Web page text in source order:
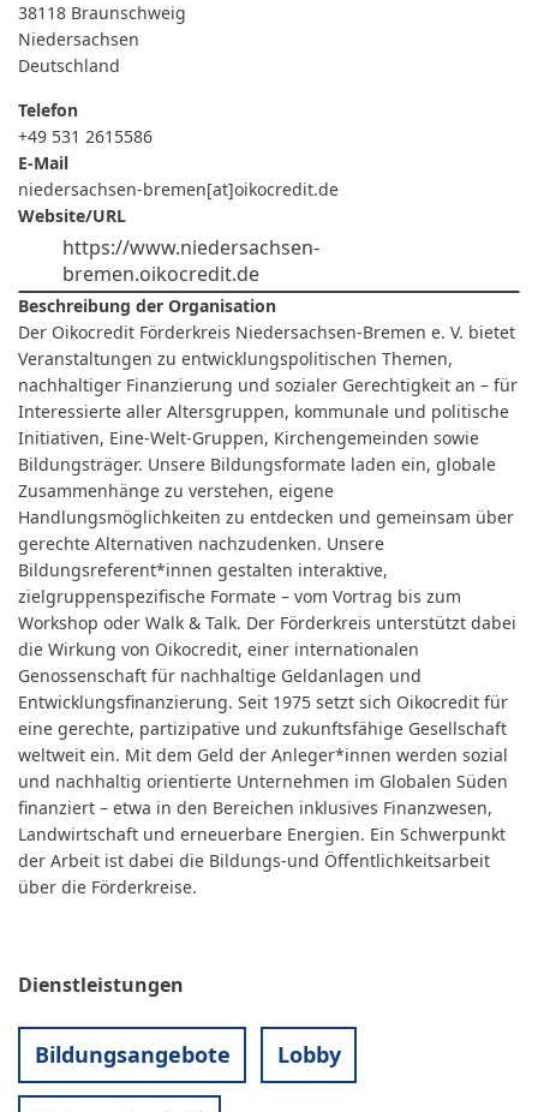
38118 Braunschweig
Niedersachsen
Deutschland
Telefon
+49 531 2615586
E-Mail
niedersachsen-bremen[at]oikocredit.de
Website/URL
https://www.niedersachsen-
bremen.oikocredit.de
Beschreibung der Organisation
Der Oikocredit Förderkreis Niedersachsen-Bremen e. V. bietet
Veranstaltungen zu entwicklungspolitischen Themen,
nachhaltiger Finanzierung und sozialer Gerechtigkeit an – für
Interessierte aller Altersgruppen, kommunale und politische
Initiativen, Eine-Welt-Gruppen, Kirchengemeinden sowie
Bildungsträger. Unsere Bildungsformate laden ein, globale
Zusammenhänge zu verstehen, eigene
Handlungsmöglichkeiten zu entdecken und gemeinsam über
gerechte Alternativen nachzudenken. Unsere
Bildungsreferent*innen gestalten interaktive,
zielgruppenspezifische Formate – vom Vortrag bis zum
Workshop oder Walk & Talk. Der Förderkreis unterstützt dabei
die Wirkung von Oikocredit, einer internationalen
Genossenschaft für nachhaltige Geldanlagen und
Entwicklungsfinanzierung. Seit 1975 setzt sich Oikocredit für
eine gerechte, partizipative und zukunftsfähige Gesellschaft
weltweit ein. Mit dem Geld der Anleger*innen werden sozial
und nachhaltig orientierte Unternehmen im Globalen Süden
finanziert – etwa in den Bereichen inklusives Finanzwesen,
Landwirtschaft und erneuerbare Energien. Ein Schwerpunkt
der Arbeit ist dabei die Bildungs-und Öffentlichkeitsarbeit
über die Förderkreise.
Dienstleistungen
Bildungsangebote Lobby